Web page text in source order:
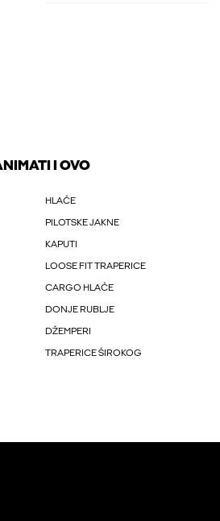
I OVO
HLAČE
PILOTSKE JAKNE
KAPUTI
LOOSE FIT TRAPERICE
CARGO HLAČE
DONJE RUBLJE
DŽEMPERI
TRAPERICE ŠIROKOG